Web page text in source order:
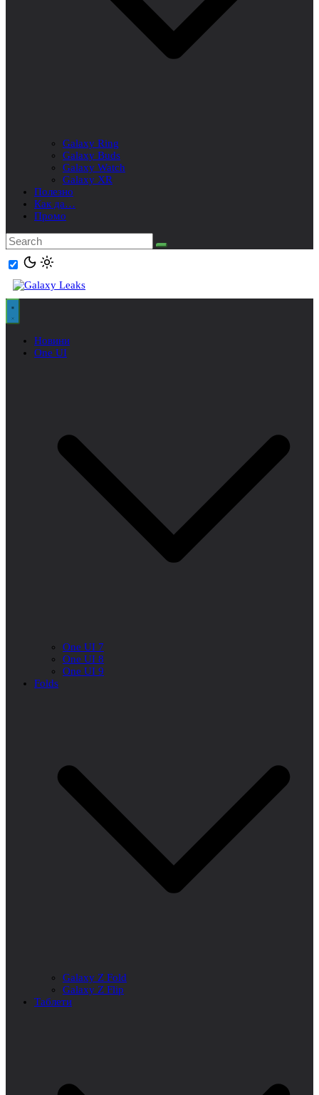
Galaxy Ring
Galaxy Buds
Galaxy Watch
Galaxy XR
Полезно
Как да…
Промо
Новини
One UI
One UI 7
One UI 8
One UI 9
Folds
Galaxy Z Fold
Galaxy Z Flip
Таблети